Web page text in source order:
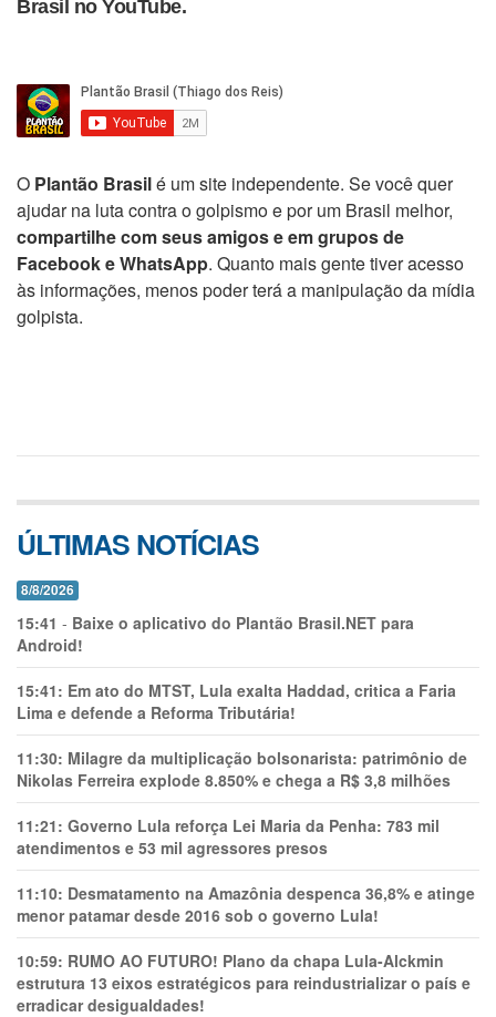
Brasil no YouTube.
O Plantão Brasilé um site independente. Se você quer
ajudar na luta contra o golpismo e por um Brasil melhor,
compartilhe com seus amigos e em grupos de
Facebook e WhatsApp. Quanto mais gente tiver acesso
às informações, menos poder terá a manipulação da mídia
golpista.
ÚLTIMAS NOTÍCIAS
8/8/2026
15:41 - Baixe o aplicativo do Plantão Brasil.NET para
Android!
15:41: Em ato do MTST, Lula exalta Haddad, critica a Faria
Lima e defende a Reforma Tributária!
11:30: Milagre da multiplicação bolsonarista: patrimônio de
Nikolas Ferreira explode 8.850% e chega a R$ 3,8 milhões
11:21: Governo Lula reforça Lei Maria da Penha: 783 mil
atendimentos e 53 mil agressores presos
11:10: Desmatamento na Amazônia despenca 36,8% e atinge
menor patamar desde 2016 sob o governo Lula!
10:59: RUMO AO FUTURO! Plano da chapa Lula-Alckmin
estrutura 13 eixos estratégicos para reindustrializar o país e
erradicar desigualdades!